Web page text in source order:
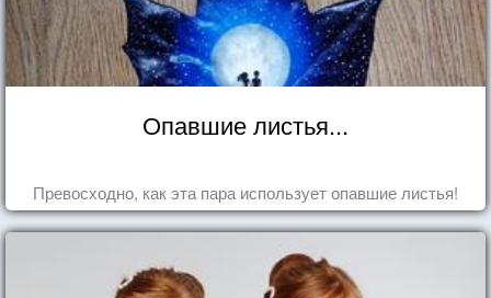
Опавшие листья...
Превосходно, как эта пара использует опавшие листья!